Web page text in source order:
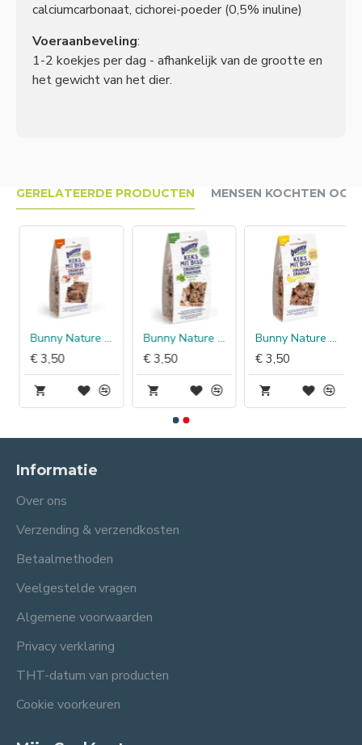
calciumcarbonaat, cichorei-poeder (0,5% inuline)
Voeraanbeveling:
1-2 koekjes per dag - afhankelijk van de grootte en
het gewicht van het dier.
GERELATEERDE PRODUCTEN MENSEN KOCHTEN OOK
Bunny Nature Crunchy Cracker Appel
€ 3,50
Bunny Nature Crunchy Cracker Peterselie
€ 3,50
Bunny Nature Crunchy Cracker Banaan
€ 3,50
Informatie
Over ons
Verzending & verzendkosten
Betaalmethoden
Veelgestelde vragen
Algemene voorwaarden
Privacy verklaring
THT-datum van producten
Cookie voorkeuren